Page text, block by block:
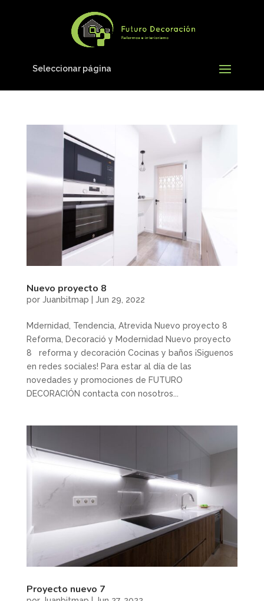
Seleccionar página
Nuevo proyecto 8
por Juanbitmap Jun 29, 2022
Mdernidad, Tendencia, Atrevida Nuevo proyecto 8
Reforma, Decoració y Modernidad Nuevo proyecto
8 reforma y decoración Cocinas y baños ¡Siguenos
en redes sociales! Para estar al día de las
novedades y promociones de FUTURO
DECORACIÓN contacta con nosotros...
Proyecto nuevo 7